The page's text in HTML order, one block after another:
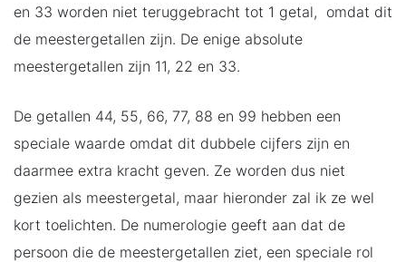
en 33 worden niet teruggebracht tot 1 getal, omdat dit
de meestergetallen zijn. De enige absolute
meestergetallen zijn 11, 22 en 33.
De getallen 44, 55, 66, 77, 88 en 99 hebben een
speciale waarde omdat dit dubbele cijfers zijn en
daarmee extra kracht geven. Ze worden dus niet
gezien als meestergetal, maar hieronder zal ik ze wel
kort toelichten. De numerologie geeft aan dat de
persoon die de meestergetallen ziet, een speciale rol